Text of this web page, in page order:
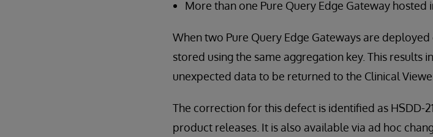
More than one Pure Query Edge Gateway hosted
When two Pure Query Edge Gateways are
stored using the same aggregation key. This results
unexpected data to be returned to the Clinical
The correction for this defect is identified as HSDD-
product releases. It is also available via ad hoc